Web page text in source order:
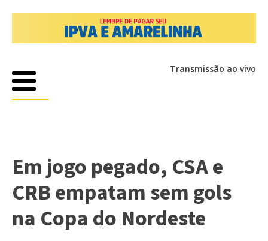
Transmissão ao vivo
Em jogo pegado, CSA e
CRB empatam sem gols
na Copa do Nordeste